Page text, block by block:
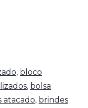
, bloco
, bolsa
atacado, brindes